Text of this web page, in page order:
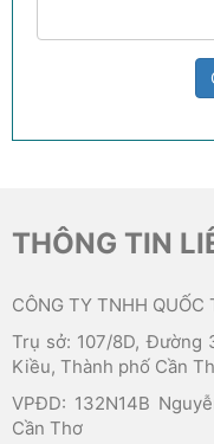
THÔNG TIN
CÔNG TY TNHH QUỐC
Trụ sở: 107/8D, Đường
Kiều, Thành phố Cần
VPĐD: 132N14B
Cần Thơ